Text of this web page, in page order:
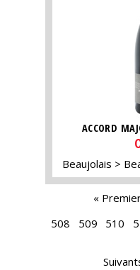
ACCORD
Beaujolais
«
508
509 510